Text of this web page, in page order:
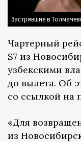
Застрявшие в
Чартерный
S7 из
узбекскими
до вылета. Об
со ссылкой на
«Для
из